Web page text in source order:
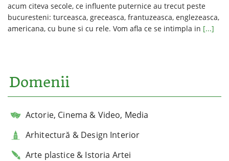
acum citeva secole, ce influente puternice au trecut peste
bucuresteni: turceasca, greceasca, frantuzeasca, englezeasca,
americana, cu bune si cu rele. Vom afla ce se intimpla in [...]
Domenii
Actorie, Cinema & Video, Media
Arhitectură & Design Interior
Arte plastice & Istoria Artei